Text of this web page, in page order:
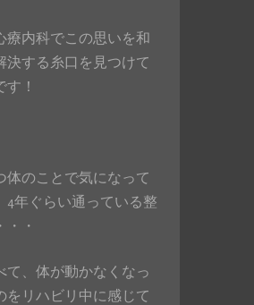
療内科でこの思いを和
決する糸口を見つけて
す！
体のことで気になって
4年ぐらい通っている整
・・
て、体が動かなくなっ
をリハビリ中に感じて